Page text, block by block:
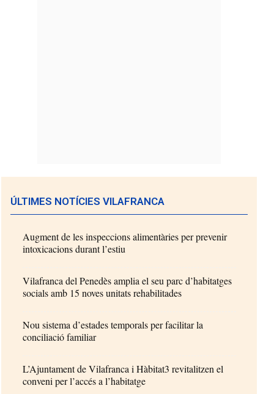
ÚLTIMES NOTÍCIES VILAFRANCA
Augment de les inspeccions alimentàries per prevenir
intoxicacions durant l’estiu
Vilafranca del Penedès amplia el seu parc d’habitatges
socials amb 15 noves unitats rehabilitades
Nou sistema d’estades temporals per facilitar la
conciliació familiar
L’Ajuntament de Vilafranca i Hàbitat3 revitalitzen el
conveni per l’accés a l’habitatge